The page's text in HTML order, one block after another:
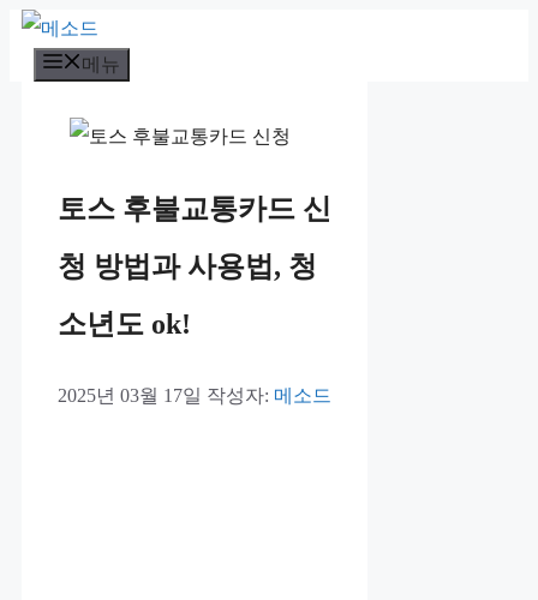
컨
메뉴
토스 후불교통카드 신
청 방법과 사용법, 청
소년도 ok!
2025년 03월 17일 작성자: 메소드